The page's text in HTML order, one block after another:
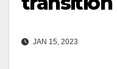
JAN 15, 2023